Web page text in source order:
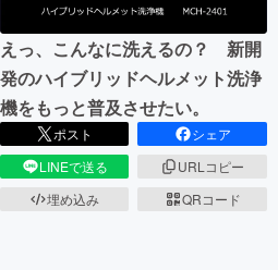
まちづくり・地域活性化
CAMPFIRE for Social Good
CAMPFIREふるさと納税
えっ、こんなに洗えるの？ 新開
発のハイブリッドヘルメット洗浄
機をもっと普及させたい。
ポスト
シェア
LINEで送る
URLコピー
埋め込み
QRコード